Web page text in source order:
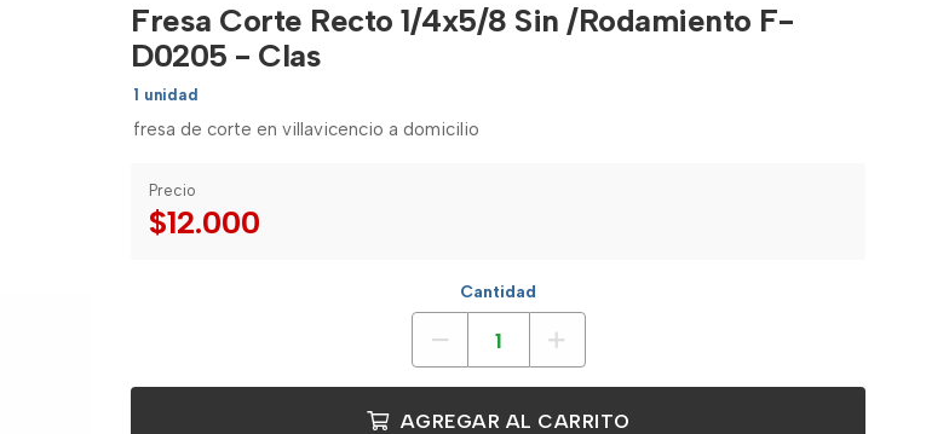
Fresa Corte Recto 1/4x5/8 Sin /Rodamiento F-
D0205 - Clas
1 unidad
fresa de corte en villavicencio a domicilio
Precio
$12.000
Cantidad
AGREGAR AL CARRITO